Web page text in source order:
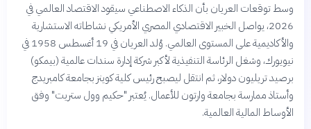
وسط توقعات العريان بأن الذكاء الاصطناعي سيقود الاقتصاد العالمي في
2026، يواصل الخبير الاقتصادي المصري الأمريكي نشاطاته الاستشارية
والأكاديمية على المستوى العالمي. وُلد العريان في 19 أغسطس 1958 في
نيويورك، وشغل الرئاسة التنفيذية لأكبر شركة إدارة سندات عالمية (بيمكو)
برصيد تريليون دولار، ثم انتقل ليصبح رئيس كلية كوينز بجامعة كامبريدج
وأستاذ ممارسة بجامعة وارتون للأعمال. يُعتبر "حكيم وول ستريت" وفق
الأوساط المالية العالمية.